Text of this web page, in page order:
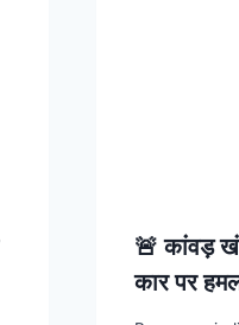
🚨 कांवड़
कार पर